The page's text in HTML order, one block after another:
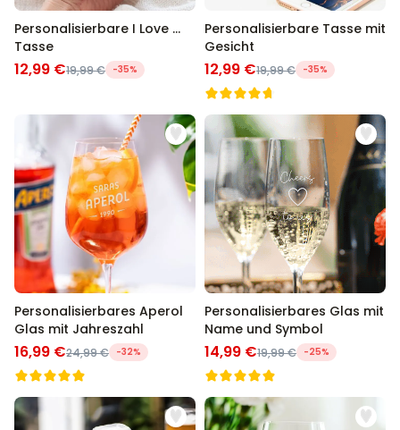
Personalisierbare I Love ...
Tasse
12,99 €19,99 € -35%
Personalisierbare Tasse mit
Gesicht
12,99 €19,99 € -35%
Personalisierbares Aperol
Glas mit Jahreszahl
16,99 €24,99 € -32%
Personalisierbares Glas mit
Name und Symbol
14,99 €19,99 € -25%